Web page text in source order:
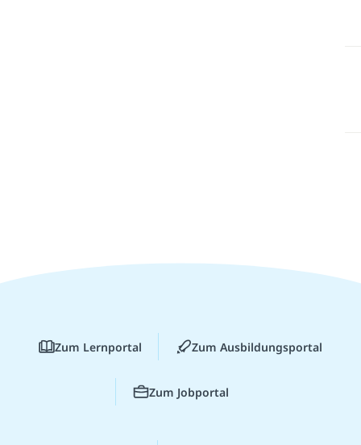
Zum Lernportal Zum Ausbildungsportal
Zum Jobportal